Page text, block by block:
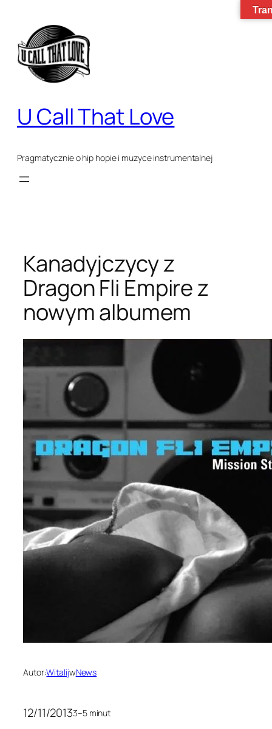
treści
U Call That Love
Pragmatycznie o hip hopie i muzyce instrumentalnej
Kanadyjczycy z
Dragon Fli Empire z
nowym albumem
Autor:WitalijwNews
12/11/20133–5 minut